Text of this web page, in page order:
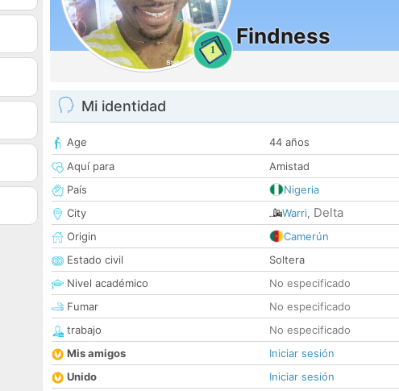
1
Findness
Mi identidad
Age
44 años
Aquí para
Amistad
País
Nigeria
City
Warri, Delta
Origin
Camerún
Estado civil
Soltera
Nivel académico
No especificado
Fumar
No especificado
trabajo
No especificado
Mis amigos
Iniciar sesión
Unido
Iniciar sesión